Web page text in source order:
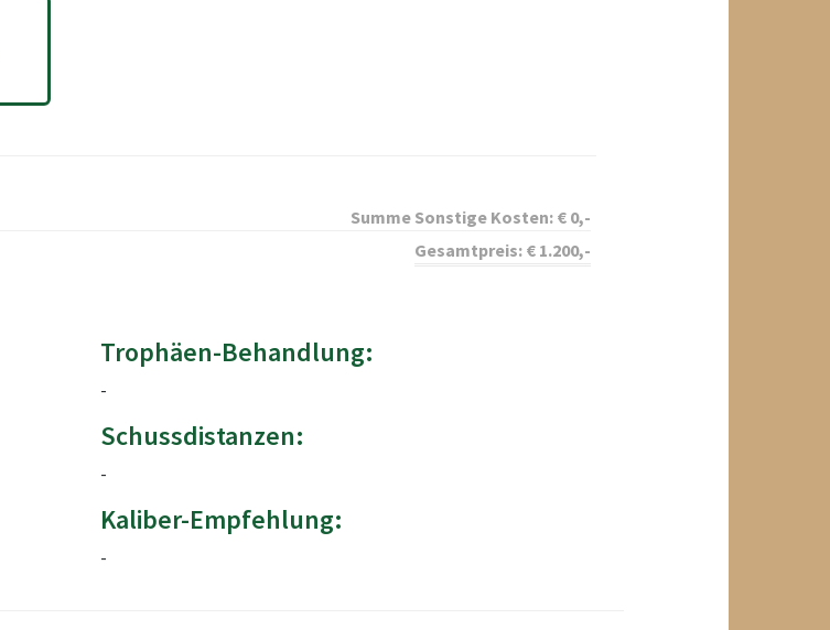
Summe Sonstige Kosten: € 0,-
Gesamtpreis: € 1.200,-
Trophäen-Behandlung:
-
Schussdistanzen:
-
Kaliber-Empfehlung:
-